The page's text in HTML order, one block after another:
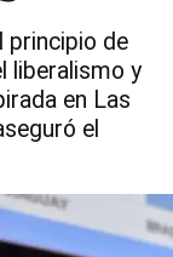
principio de
liberalismo y
en Las
el